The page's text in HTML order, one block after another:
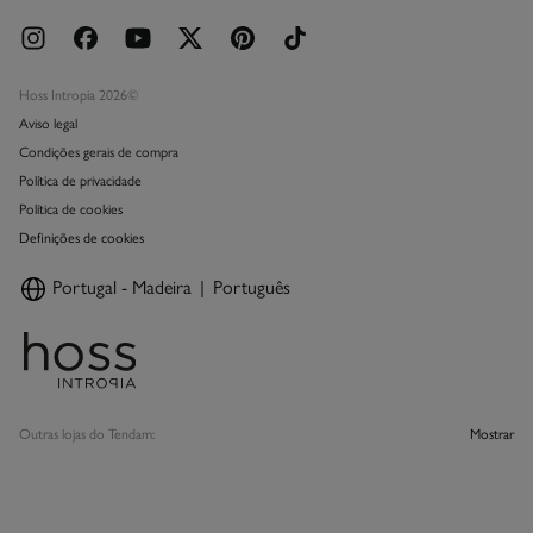
Hoss Intropia 2026©
Aviso legal
Condições gerais de compra
Política de privacidade
Política de cookies
Definições de cookies
Portugal - Madeira Português
Outras lojas do Tendam: Mostrar